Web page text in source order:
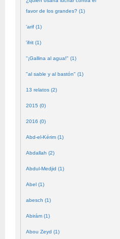
favor de los grandes? (1)
'arif (1)
'ifrit (1)
"¡Gallina al agua!" (1)
"al sable y al bastón" (1)
13 relatos (2)
2015 (0)
2016 (0)
Abd-el-Kérim (1)
Abdallah (2)
Abdul-Medjid (1)
Abel (1)
abesch (1)
Abirám (1)
Abou Zeyd (1)